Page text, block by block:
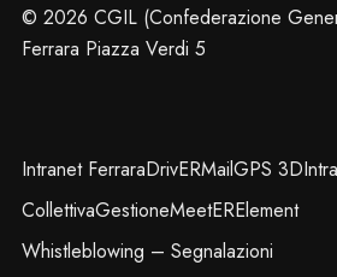
© 2026 CGIL (Confederazione
Ferrara Piazza Verdi 5
Intranet FerraraDrivERMailGPS 3D
CollettivaGestioneMeetERElement
Whistleblowing – Segnalazioni